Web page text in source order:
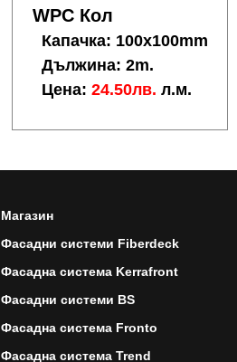
WPC Кол
Капачка: 100x100mm
Дължина: 2m.
Цена: 24.50лв. л.м.
Магазин
Фасадни системи Fiberdeck
Фасадна система Kerrafront
Фасадни системи BS
Фасадна система Fronto
Фасадна система Trend